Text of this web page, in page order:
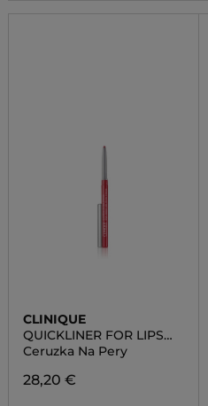
CLINIQUE
QUICKLINER FOR LIPS
INTENSE
Ceruzka Na Pery
28,20 €